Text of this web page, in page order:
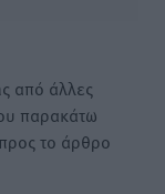
από άλλες
παρακάτω
το άρθρο